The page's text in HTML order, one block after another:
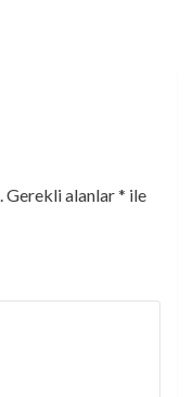
Gerekli alanlar* ile